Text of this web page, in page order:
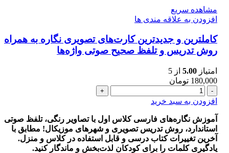
مشاهده سریع
افزودن به علاقه مندی ها
کاملترین و جدیدترین کارت‌های تصویری نگاره به همراه
روش تدریس و تلفظ صحیح صوتی واژه‌ها
امتیاز 5.00 از 5
180,000 تومان
کاملترین
و
کارت‌های
تصویری
نگاره
به
افزودن به سبد خرید
آموزش نگاره‌های فارسی کلاس اول با تصاویر رنگی، تلفظ صوتی
استاندارد، روش تدریس تصویری و شهرهای موزیکال! مطابق با
آخرین تغییرات کتاب درسی و قابل استفاده در کلاس و منزل.
یادگیری کلمات را برای کودکان لذت‌بخش و ماندگار کنید.